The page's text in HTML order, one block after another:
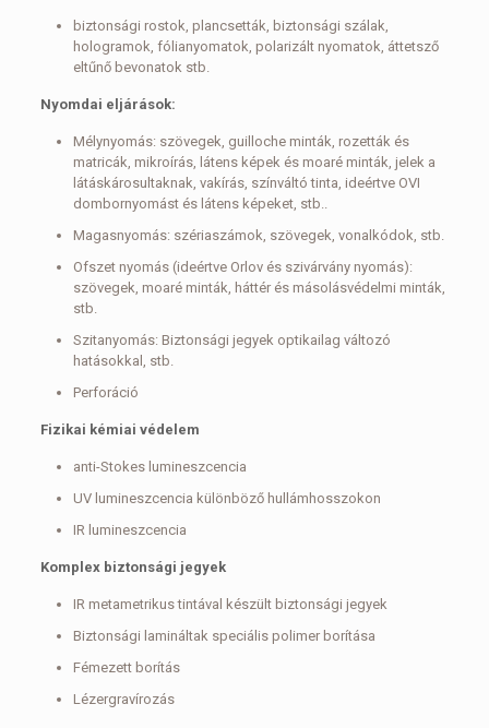
biztonsági rostok, plancsetták, biztonsági szálak,
hologramok, fólianyomatok, polarizált nyomatok, áttetsző
eltűnő bevonatok stb.
Nyomdai eljárások:
Mélynyomás: szövegek, guilloche minták, rozetták és
matricák, mikroírás, látens képek és moaré minták, jelek a
látáskárosultaknak, vakírás, színváltó tinta, ideértve OVI
dombornyomást és látens képeket, stb..
Magasnyomás: szériaszámok, szövegek, vonalkódok, stb.
Ofszet nyomás (ideértve Orlov és szivárvány nyomás):
szövegek, moaré minták, háttér és másolásvédelmi minták,
stb.
Szitanyomás: Biztonsági jegyek optikailag változó
hatásokkal, stb.
Perforáció
Fizikai kémiai védelem
anti-Stokes lumineszcencia
UV lumineszcencia különböző hullámhosszokon
IR lumineszcencia
Komplex biztonsági jegyek
IR metametrikus tintával készült biztonsági jegyek
Biztonsági lamináltak speciális polimer borítása
Fémezett borítás
Lézergravírozás